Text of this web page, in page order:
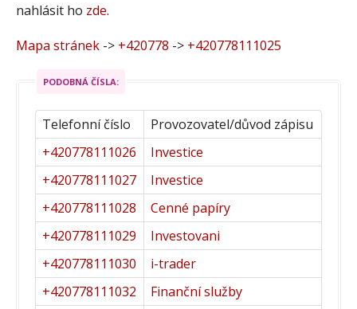
nahlásit ho zde.
Mapa stránek -> +420778 -> +420778111025
PODOBNÁ ČÍSLA:
Telefonní číslo
Provozovatel/důvod zápisu
+420778111026
Investice
+420778111027
Investice
+420778111028
Cenné papíry
+420778111029
Investovani
+420778111030
i-trader
+420778111032
Finanční služby